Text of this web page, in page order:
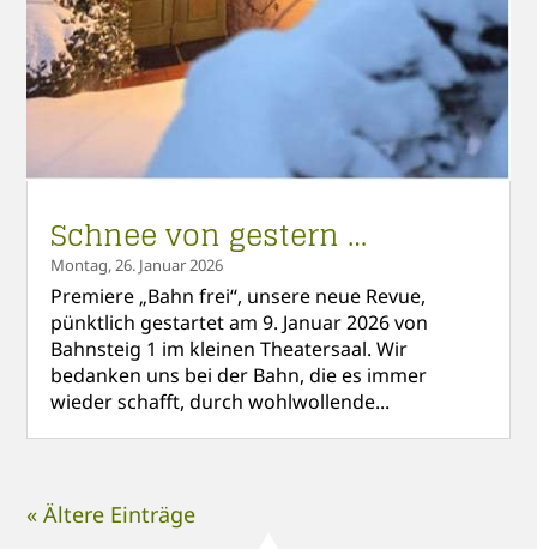
Schnee von gestern …
Montag, 26. Januar 2026
Premiere „Bahn frei“, unsere neue Revue,
pünktlich gestartet am 9. Januar 2026 von
Bahnsteig 1 im kleinen Theatersaal. Wir
bedanken uns bei der Bahn, die es immer
wieder schafft, durch wohlwollende...
« Ältere Einträge